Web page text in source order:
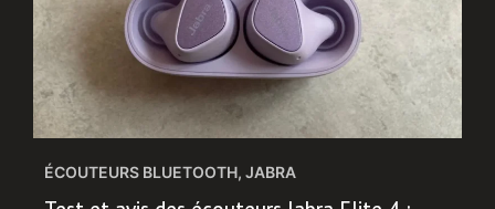
ÉCOUTEURS BLUETOOTH, JABRA